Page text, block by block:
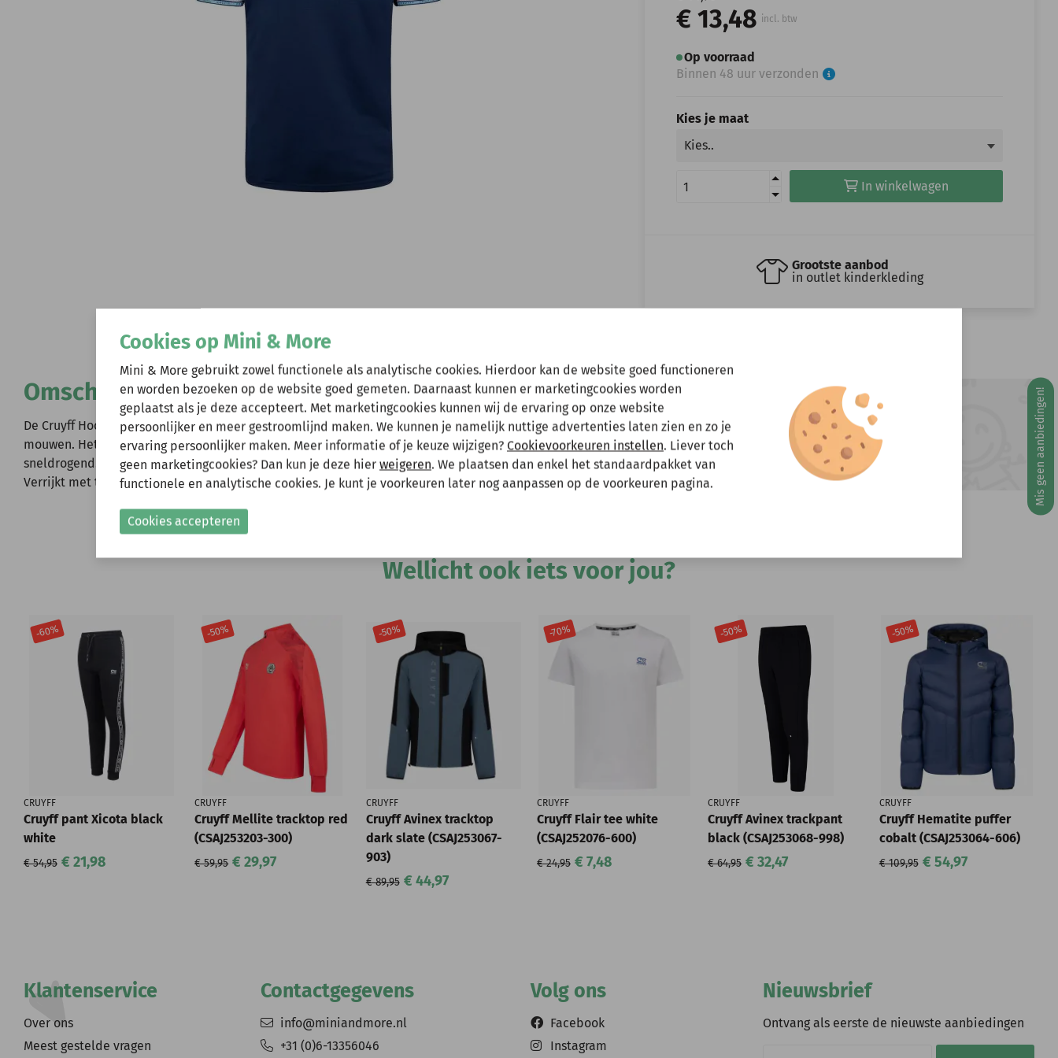
€ 13,48 incl. btw
Op voorraad
Binnen 48 uur verzonden
Kies je maat
In winkelwagen
Grootste aanbod
in outlet kinderkleding
Omschrijving
De Cruyff Hoof Tee voor heren in midnight navy. Een T-shirt met een normale pasvorm en korte
mouwen. Het polyester materiaal is ademend, vochtafdrijvend, temperatuurregulerend en
sneldrogend. Het zachte materiaal zorgt dat het shirt niet langs de huid schuurt tijdens inspanning.
Verrijkt met twee contrasterende zijpanelen en een silicone C-Lion logo op de borst.
Heeft u vragen?
Stuur een e-mail
info@miniandmore.nl
Wellicht ook iets voor jou?
-60%
CRUYFF
Cruyff pant Xicota black
white
€ 54,95 € 21,98
-50%
CRUYFF
Cruyff Mellite tracktop red
(CSAJ253203-300)
€ 59,95 € 29,97
-50%
CRUYFF
Cruyff Avinex tracktop
dark slate (CSAJ253067-
903)
€ 89,95 € 44,97
-70%
CRUYFF
Cruyff Flair tee white
(CSAJ252076-600)
€ 24,95 € 7,48
-50%
CRUYFF
Cruyff Avinex trackpant
black (CSAJ253068-998)
€ 64,95 € 32,47
-50%
CRUYFF
Cruyff Hematite puffer
cobalt (CSAJ253064-606)
€ 109,95 € 54,97
Klantenservice
Over ons
Meest gestelde vragen
Contactgegevens
info@miniandmore.nl
+31 (0)6-13356046
Volg ons
Facebook
Instagram
Nieuwsbrief
Ontvang als eerste de nieuwste aanbiedingen
Mis geen aanbiedingen!
Wij zijn er even tussenuit!
Natuurlijk kun je wel gewoon een bestelling plaatsen maar deze wordt dan maandag 10 augustus
verzonden.
Gelieve hier rekening mee te houden bij het plaatsen van je bestelling.
Shop nu!
Cookies op Mini & More
Mini & More gebruikt zowel functionele als analytische cookies. Hierdoor kan de website goed functioneren
en worden bezoeken op de website goed gemeten. Daarnaast kunnen er marketingcookies worden
geplaatst als je deze accepteert. Met marketingcookies kunnen wij de ervaring op onze website
persoonlijker en meer gestroomlijnd maken. We kunnen je namelijk nuttige advertenties laten zien en zo je
ervaring persoonlijker maken. Meer informatie of je keuze wijzigen? Cookievoorkeuren instellen. Liever toch
geen marketingcookies? Dan kun je deze hier weigeren. We plaatsen dan enkel het standaardpakket van
functionele en analytische cookies. Je kunt je voorkeuren later nog aanpassen op de voorkeuren pagina.
Cookies accepteren